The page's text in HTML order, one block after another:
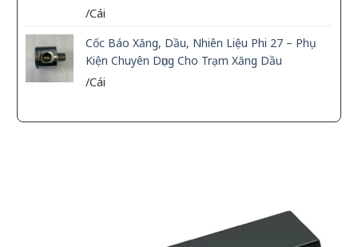
/Cái
Cốc Báo Xăng, Dầu, Nhiên Liệu Phi 27 – Phụ
Kiện Chuyên Dụng Cho Trạm Xăng Dầu
/Cái